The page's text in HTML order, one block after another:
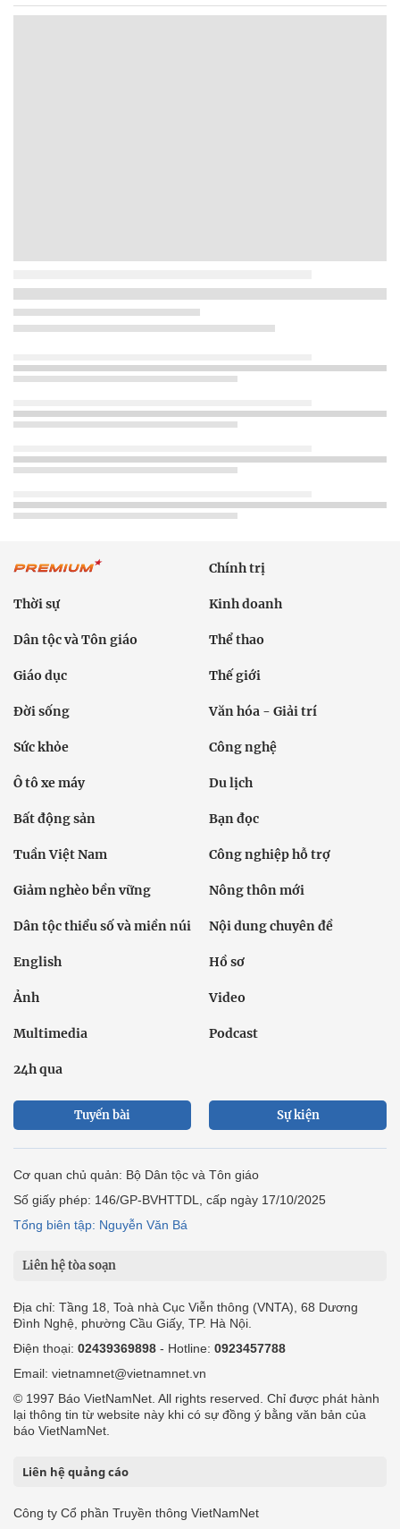
Chính trị
Thời sự Kinh doanh
Dân tộc và Tôn giáo Thể thao
Giáo dục Thế giới
Đời sống Văn hóa - Giải trí
Sức khỏe Công nghệ
Ô tô xe máy Du lịch
Bất động sản Bạn đọc
Tuần Việt Nam Công nghiệp hỗ trợ
Giảm nghèo bền vững Nông thôn mới
Dân tộc thiểu số và miền núi Nội dung chuyên đề
English Hồ sơ
Ảnh Video
Multimedia Podcast
24h qua
Tuyến bài Sự kiện
Cơ quan chủ quản: Bộ Dân tộc và Tôn giáo
Số giấy phép: 146/GP-BVHTTDL, cấp ngày 17/10/2025
Tổng biên tập: Nguyễn Văn Bá
Liên hệ tòa soạn
Địa chỉ: Tầng 18, Toà nhà Cục Viễn thông (VNTA), 68 Dương
Đình Nghệ, phường Cầu Giấy, TP. Hà Nội.
Điện thoại: 02439369898 - Hotline: 0923457788
Email: vietnamnet@vietnamnet.vn
© 1997 Báo VietNamNet. All rights reserved. Chỉ được phát hành
lại thông tin từ website này khi có sự đồng ý bằng văn bản của
báo VietNamNet.
Liên hệ quảng cáo
Công ty Cổ phần Truyền thông VietNamNet